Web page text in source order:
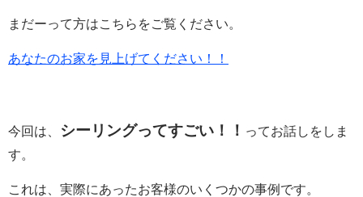
まだーって方はこちらをご覧ください。
あなたのお家を見上げてください！！
今回は、 シーリングってすごい！！ ってお話しをしま
す。
これは、実際にあったお客様のいくつかの事例です。